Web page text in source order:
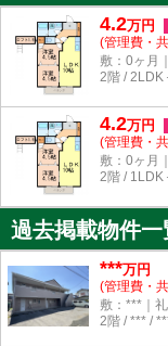
4.2万円
(管理費・
敷：0ヶ月
2階 / 2LDK
4.2万円
(管理費・
敷：0ヶ月
2階 / 1LDK
過去掲載物件一
***万円
(管理費・
敷：***｜
2階 / *** /